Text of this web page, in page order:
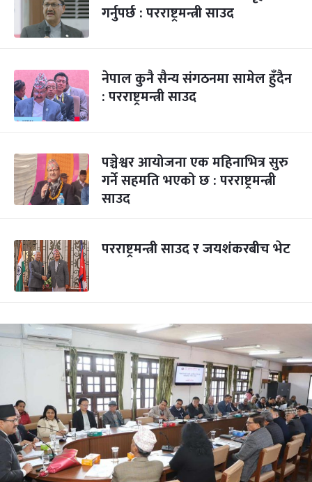
गर्नुपर्छ : परराष्ट्रमन्त्री साउद
नेपाल कुनै सैन्य संगठनमा सामेल हुँदैन
: परराष्ट्रमन्त्री साउद
पञ्चेश्वर आयोजना एक महिनाभित्र सुरु
गर्ने सहमति भएको छ : परराष्ट्रमन्त्री
साउद
परराष्ट्रमन्त्री साउद र जयशंकरबीच भेट